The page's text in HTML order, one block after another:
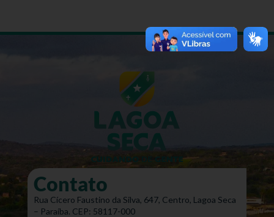
Contato
Rua Cícero Faustino da Silva, 647, Centro, Lagoa Seca
– Paraíba. CEP: 58117-000